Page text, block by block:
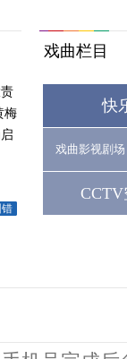
梅
戏曲栏目
快
戏曲影视剧场